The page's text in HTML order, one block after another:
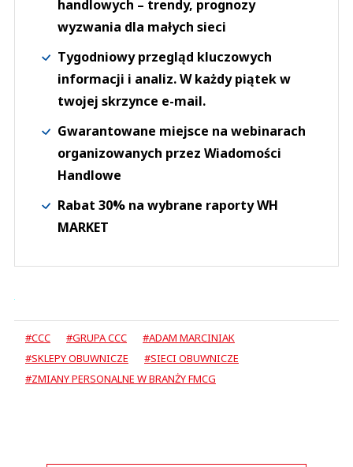
handlowych – trendy, prognozy
wyzwania dla małych sieci
Tygodniowy przegląd kluczowych
informacji i analiz. W każdy piątek w
twojej skrzynce e-mail.
Gwarantowane miejsce na webinarach
organizowanych przez Wiadomości
Handlowe
Rabat 30% na wybrane raporty WH
MARKET
#CCC #GRUPA CCC
#ADAM MARCINIAK
#SKLEPY OBUWNICZE
#SIECI OBUWNICZE
#ZMIANY PERSONALNE W BRANŻY FMCG